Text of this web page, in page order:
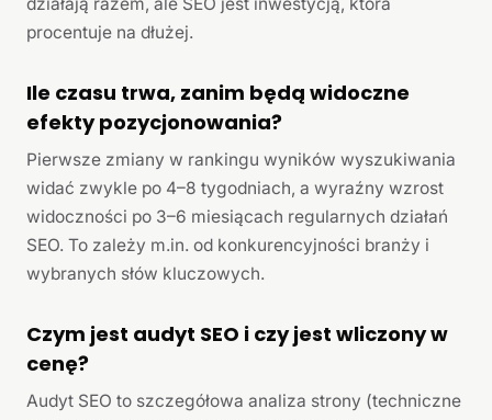
procentuje na dłużej.
Ile czasu trwa, zanim będą widoczne
efekty pozycjonowania?
Pierwsze zmiany w rankingu wyników wyszukiwania
widać zwykle po 4–8 tygodniach, a wyraźny wzrost
widoczności po 3–6 miesiącach regularnych działań
SEO. To zależy m.in. od konkurencyjności branży i
wybranych słów kluczowych.
Czym jest audyt SEO i czy jest wliczony w
cenę?
Audyt SEO to szczegółowa analiza strony (techniczne